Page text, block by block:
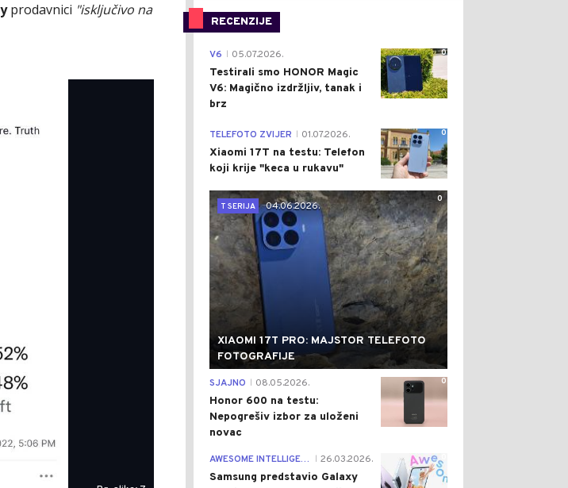
prodavnici "isključivo na
RECENZIJE
0
V6 05.07.2026.
Testirali smo HONOR Magic
V6: Magično izdržljiv, tanak i
brz
0
TELEFOTO ZVIJER 01.07.2026.
Xiaomi 17T na testu: Telefon
koji krije "keca u rukavu"
0
T SERIJA
04.06.2026.
XIAOMI 17T PRO: MAJSTOR TELEFOTO
FOTOGRAFIJE
0
SJAJNO 08.05.2026.
Honor 600 na testu:
Nepogrešiv izbor za uloženi
novac
AWESOME INTELLIGENCE 26.03.2026.
Samsung predstavio Galaxy